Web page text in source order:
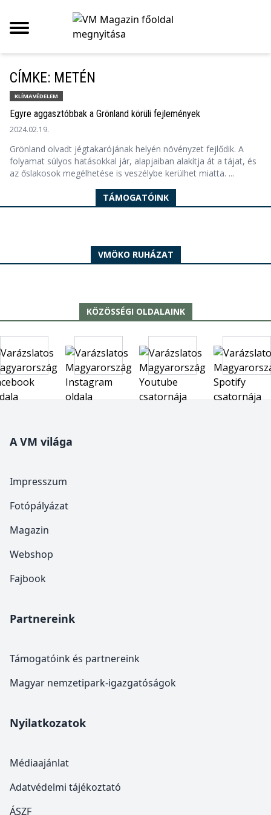
CÍMKE: METÉN
KLÍMAVÉDELEM
Egyre aggasztóbbak a Grönland körüli fejlemények
2024.02.19.
Grönland olvadt jégtakarójának helyén növényzet fejlődik. A
folyamat súlyos hatásokkal jár, alapjaiban alakítja át a tájat, és
az őslakosok megélhetése is veszélybe kerülhet miatta. ...
TÁMOGATÓINK
VMÖKO RUHÁZAT
KÖZÖSSÉGI OLDALAINK
A VM világa
Impresszum
Fotópályázat
Magazin
Webshop
Fajbook
Partnereink
Támogatóink és partnereink
Magyar nemzetipark-igazgatóságok
Nyilatkozatok
Médiaajánlat
Adatvédelmi tájékoztató
ÁSZF